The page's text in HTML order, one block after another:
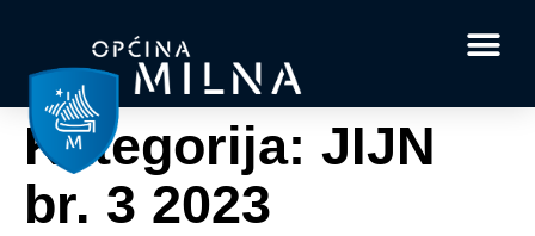
Kategorija: JIJN
br. 3 2023